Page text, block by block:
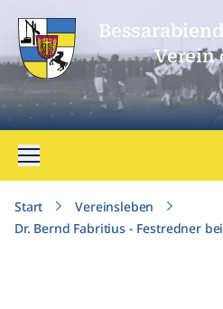
Verein
Menü öffnen
Start
Vereinsleben
Dr. Bernd Fabritius - Festredner